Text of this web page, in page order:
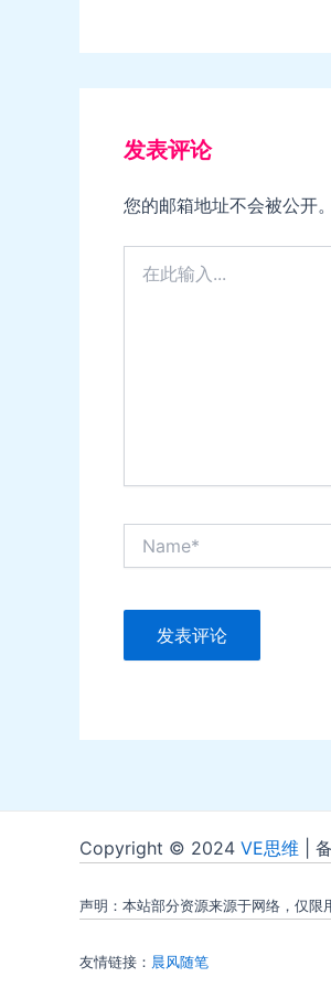
发表评论
您的邮箱地址不会被公开。
Copyright © 2024 VE思维 |
声明：本站部分资源来源于网络，仅限
友情链接： 晨风随笔